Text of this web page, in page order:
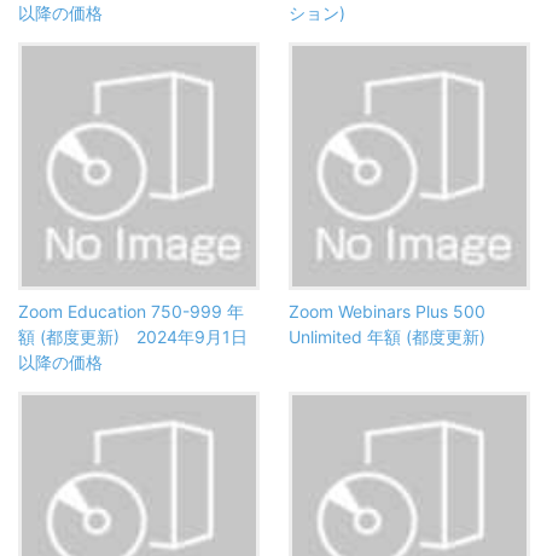
以降の価格
ション)
Zoom Education 750-999 年
額 (都度更新) 2024年9月1日
以降の価格
Zoom Webinars Plus 500
Unlimited 年額 (都度更新)